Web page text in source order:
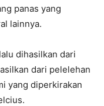
panas yang
lainnya.
dihasilkan dari
dari pelelehan
yang diperkirakan